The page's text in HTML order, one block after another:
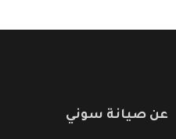
عن صيانة سوني